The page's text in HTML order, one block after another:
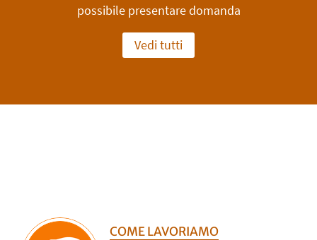
possibile presentare domanda
Vedi tutti
COME LAVORIAMO